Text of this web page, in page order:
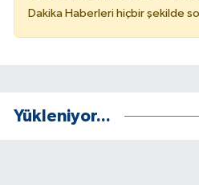
Dakika Haberleri hiçbir şekilde
Yükleniyor...